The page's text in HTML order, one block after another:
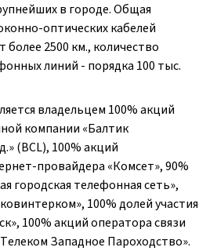
в городе. Общая
оптических кабелей
более 2500 км., количество
линий - порядка 100 тыс.
владельцем 100% акций
компании «Балтик
(BCL), 100% акций
провайдера «Комсет», 90%
городская телефонная сеть»,
100% долей участия
100% акций оператора связи
Западное Пароходство».